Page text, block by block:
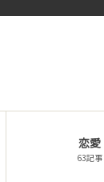
恋愛
63記事